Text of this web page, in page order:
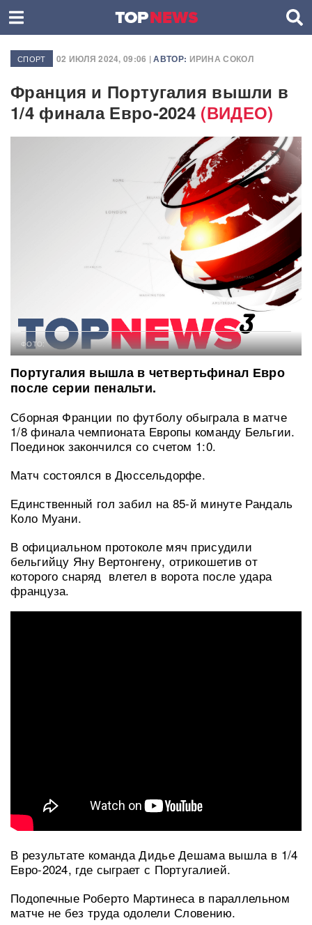
СПОРТ 02 ИЮЛЯ 2024, 09:06 |АВТОР: ИРИНА СОКОЛ
Франция и Португалия вышли в
1/4 финала Евро-2024 (ВИДЕО)
ФОТО:
Португалия вышла в четвертьфинал Евро
после серии пенальти.
Сборная Франции по футболу обыграла в матче
1/8 финала чемпионата Европы команду Бельгии.
Поединок закончился со счетом 1:0.
Матч состоялся в Дюссельдорфе.
Единственный гол забил на 85-й минуте Рандаль
Коло Муани.
В официальном протоколе мяч присудили
бельгийцу Яну Вертонгену, отрикошетив от
которого снаряд влетел в ворота после удара
француза.
В результате команда Дидье Дешама вышла в 1/4
Евро-2024, где сыграет с Португалией.
Подопечные Роберто Мартинеса в параллельном
матче не без труда одолели Словению.